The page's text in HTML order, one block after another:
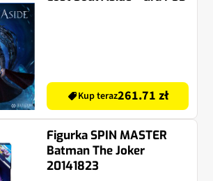
Kup teraz261.71 zł
Figurka SPIN MASTER
Batman The Joker
20141823